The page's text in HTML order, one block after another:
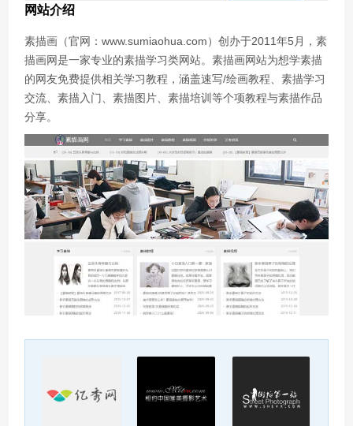
网站介绍
素描画（官网：www.sumiaohua.com）创办于2011年5月，素
描画网是一家专业的素描学习类网站。素描画网站为想学素描
的网友免费提供相关学习教程，涵盖速写/绘画教程、素描学习
交流、素描入门、素描图片、素描培训等个项教程与素描作品
分享。